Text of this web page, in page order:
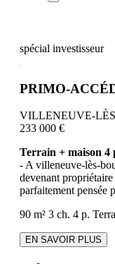
spécial investisseur
PRIMO-
VILLENEUVE-
233 000 €
Terrain + maison 4
- A villeneuve-lès-
devenant
parfaitement pensée
90 m² 3 ch. 4 p.
EN SAVOIR PLUS